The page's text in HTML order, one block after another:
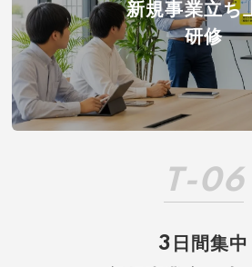
新規事業立ち
研修
T-06
3日間集中